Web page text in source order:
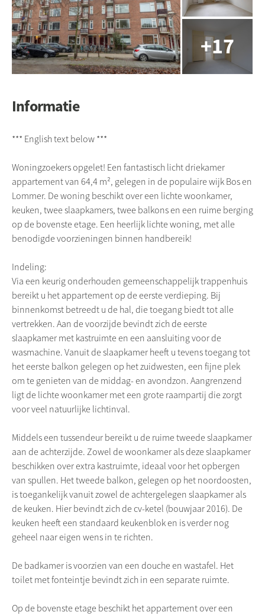
Informatie
*** English text below ***
Woningzoekers opgelet! Een fantastisch licht driekamer
appartement van 64,4 m², gelegen in de populaire wijk Bos en
Lommer. De woning beschikt over een lichte woonkamer,
keuken, twee slaapkamers, twee balkons en een ruime berging
op de bovenste etage. Een heerlijk lichte woning, met alle
benodigde voorzieningen binnen handbereik!
Indeling:
Via een keurig onderhouden gemeenschappelijk trappenhuis
bereikt u het appartement op de eerste verdieping. Bij
binnenkomst betreedt u de hal, die toegang biedt tot alle
vertrekken. Aan de voorzijde bevindt zich de eerste
slaapkamer met kastruimte en een aansluiting voor de
wasmachine. Vanuit de slaapkamer heeft u tevens toegang tot
het eerste balkon gelegen op het zuidwesten, een fijne plek
om te genieten van de middag- en avondzon. Aangrenzend
ligt de lichte woonkamer met een grote raampartij die zorgt
voor veel natuurlijke lichtinval.
Middels een tussendeur bereikt u de ruime tweede slaapkamer
aan de achterzijde. Zowel de woonkamer als deze slaapkamer
beschikken over extra kastruimte, ideaal voor het opbergen
van spullen. Het tweede balkon, gelegen op het noordoosten,
is toegankelijk vanuit zowel de achtergelegen slaapkamer als
de keuken. Hier bevindt zich de cv-ketel (bouwjaar 2016). De
keuken heeft een standaard keukenblok en is verder nog
geheel naar eigen wens in te richten.
De badkamer is voorzien van een douche en wastafel. Het
toilet met fonteintje bevindt zich in een separate ruimte.
Op de bovenste etage beschikt het appartement over een